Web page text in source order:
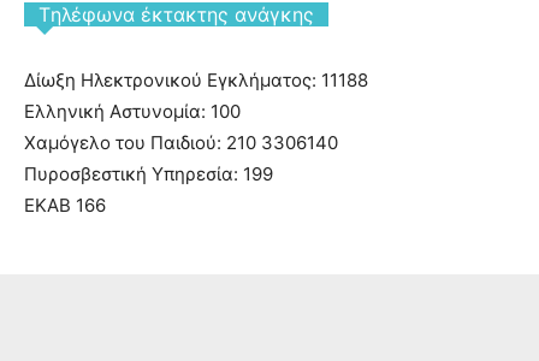
Tηλέφωνα έκτακτης ανάγκης
Δίωξη Ηλεκτρονικού Εγκλήματος: 11188
Ελληνική Αστυνομία: 100
Χαμόγελο του Παιδιού: 210 3306140
Πυροσβεστική Υπηρεσία: 199
ΕΚΑΒ 166